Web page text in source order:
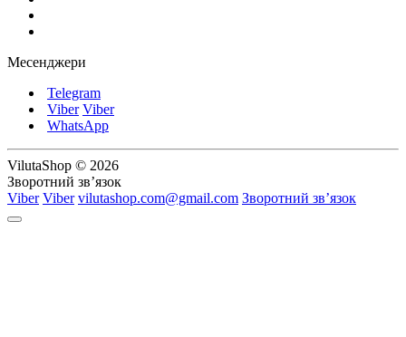
Месенджери
Telegram
Viber Viber
WhatsApp
VilutaShop © 2026
Зворотний зв’язок
Viber Viber vilutashop.com@gmail.com Зворотний зв’язок